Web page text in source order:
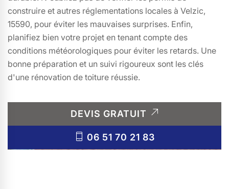
construire et autres réglementations locales à Velzic,
15590, pour éviter les mauvaises surprises. Enfin,
planifiez bien votre projet en tenant compte des
conditions météorologiques pour éviter les retards. Une
bonne préparation et un suivi rigoureux sont les clés
d'une rénovation de toiture réussie.
DEVIS GRATUIT
06 51 70 21 83